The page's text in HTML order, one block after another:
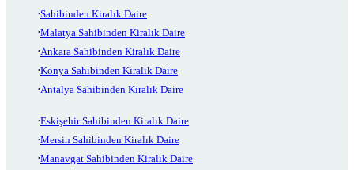
Sahibinden Kiralık Daire
Malatya Sahibinden Kiralık Daire
Ankara Sahibinden Kiralık Daire
Konya Sahibinden Kiralık Daire
Antalya Sahibinden Kiralık Daire
Eskişehir Sahibinden Kiralık Daire
Mersin Sahibinden Kiralık Daire
Manavgat Sahibinden Kiralık Daire